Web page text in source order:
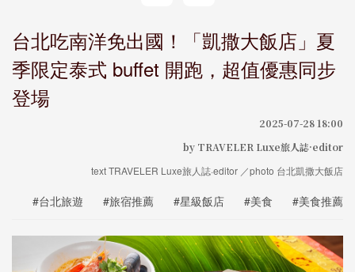
台北吃南洋免出國！「凱撒大飯店」夏
季限定泰式 buffet 開跑，超值優惠同步
登場
2025-07-28 18:00
by TRAVELER Luxe旅人誌·editor
text TRAVELER Luxe旅人誌·editor ／photo 台北凱撒大飯店
#台北旅遊 #旅宿推薦 #星級飯店 #美食 #美食推薦